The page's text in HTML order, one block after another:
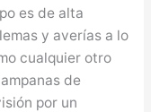
es de alta
y averías a lo
cualquier otro
de
por un